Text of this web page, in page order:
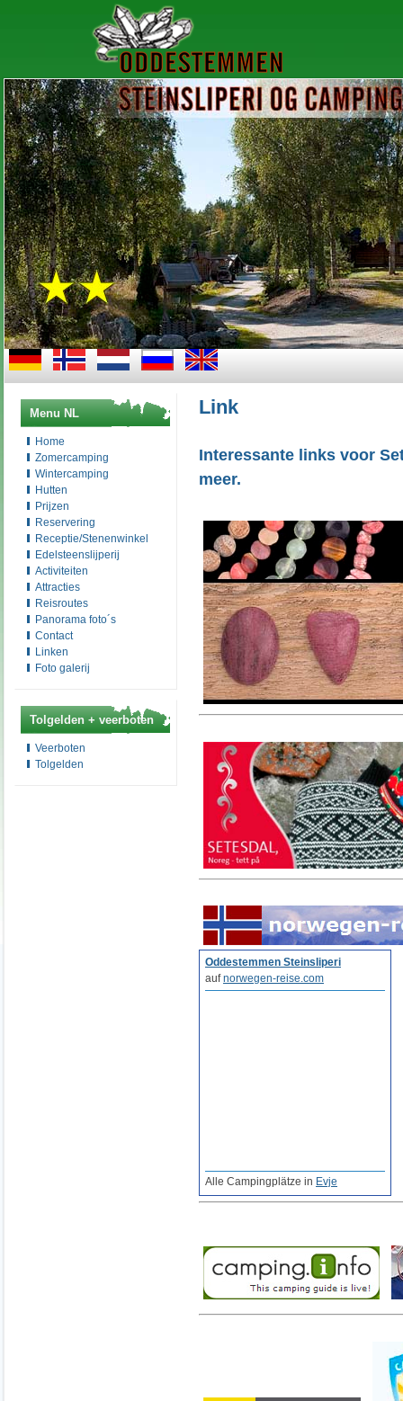
Menu NL
Home
Zomercamping
Wintercamping
Hutten
Prijzen
Reservering
Receptie/Stenenwinkel
Edelsteenslijperij
Activiteiten
Attracties
Reisroutes
Panorama foto´s
Contact
Linken
Foto galerij
Tolgelden + veerboten
Veerboten
Tolgelden
Link
Interessante links voor
meer.
Oddestemmen Steinsliperi
aufnorwegen-reise.com
Alle Campingplätze in Evje